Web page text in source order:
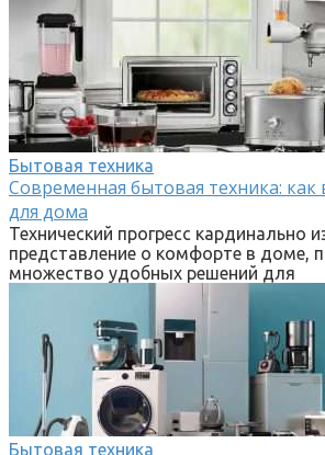
Бытовая техника
Современная бытовая техника:
для дома
Технический прогресс кардинально
представление о комфорте в доме,
множество удобных решений для
Бытовая техника